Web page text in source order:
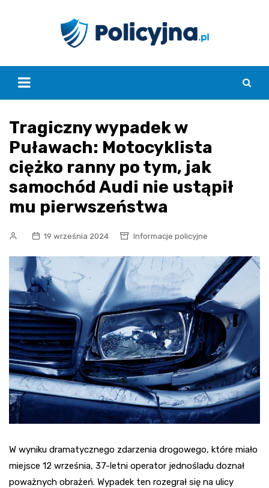
Tragiczny wypadek w
Puławach: Motocyklista
ciężko ranny po tym, jak
samochód Audi nie ustąpił
mu pierwszeństwa
19 września 2024 Informacje policyjne
W wyniku dramatycznego zdarzenia drogowego, które miało
miejsce 12 września, 37-letni operator jednośladu doznał
poważnych obrażeń. Wypadek ten rozegrał się na ulicy